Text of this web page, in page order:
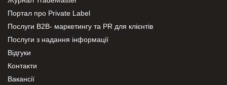
Портал про Private Label
Послуги В2В- маркетингу та PR для клієнтів
Послуги з надання інформації
Відгуки
Контакти
Вакансії